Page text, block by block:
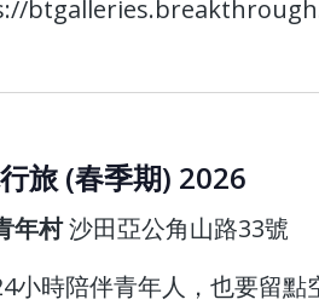
旅 (春季期) 2026
年村沙田亞公角山路33號
小時陪伴青年人，也要留